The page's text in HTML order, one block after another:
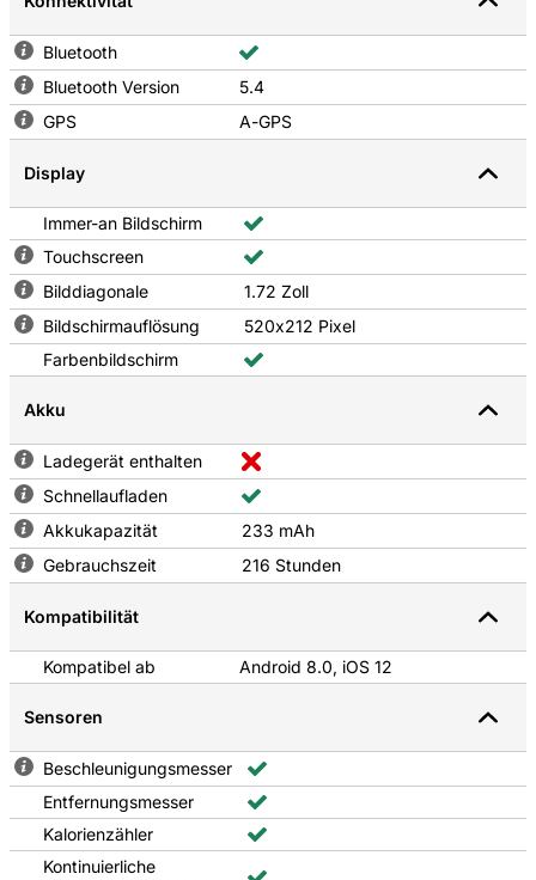
Bluetooth
Bluetooth Version
5.4
GPS
A-GPS
Display
Immer-an Bildschirm
Touchscreen
Bilddiagonale
1.72 Zoll
Bildschirmauflösung
520x212 Pixel
Farbenbildschirm
Akku
Ladegerät enthalten
Schnellaufladen
Akkukapazität
233 mAh
Gebrauchszeit
216 Stunden
Kompatibilität
Kompatibel ab Android 8.0, iOS 12
Sensoren
Beschleunigungsmesser
Entfernungsmesser
Kalorienzähler
Kontinuierliche